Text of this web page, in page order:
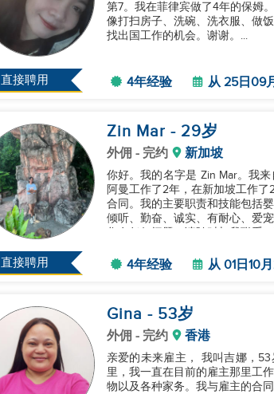
直接聘用
第7。我在菲律宾做了4年的保姆
像打扫房子、洗碗、洗衣服、做
找出国工作的机会。谢谢。...
4年经验 从 25日09
直接聘用
Zin Mar - 29岁
外佣 - 完约 新加坡
你好。我的名字是 Zin Mar。我
阿曼工作了2年，在新加坡工作
合同。我的主要职责和技能包括
倾听、勤奋、诚实、有耐心、爱
4年经验 从 01日10
Gina - 53岁
外佣 - 完约 香港
亲爱的未来雇主， 我叫吉娜，53岁。我在香港工作了18年的家庭帮手，服务过不同的雇主。过去的2年
里，我一直在目前的雇主那里工
物以及各种家务。我与雇主的合